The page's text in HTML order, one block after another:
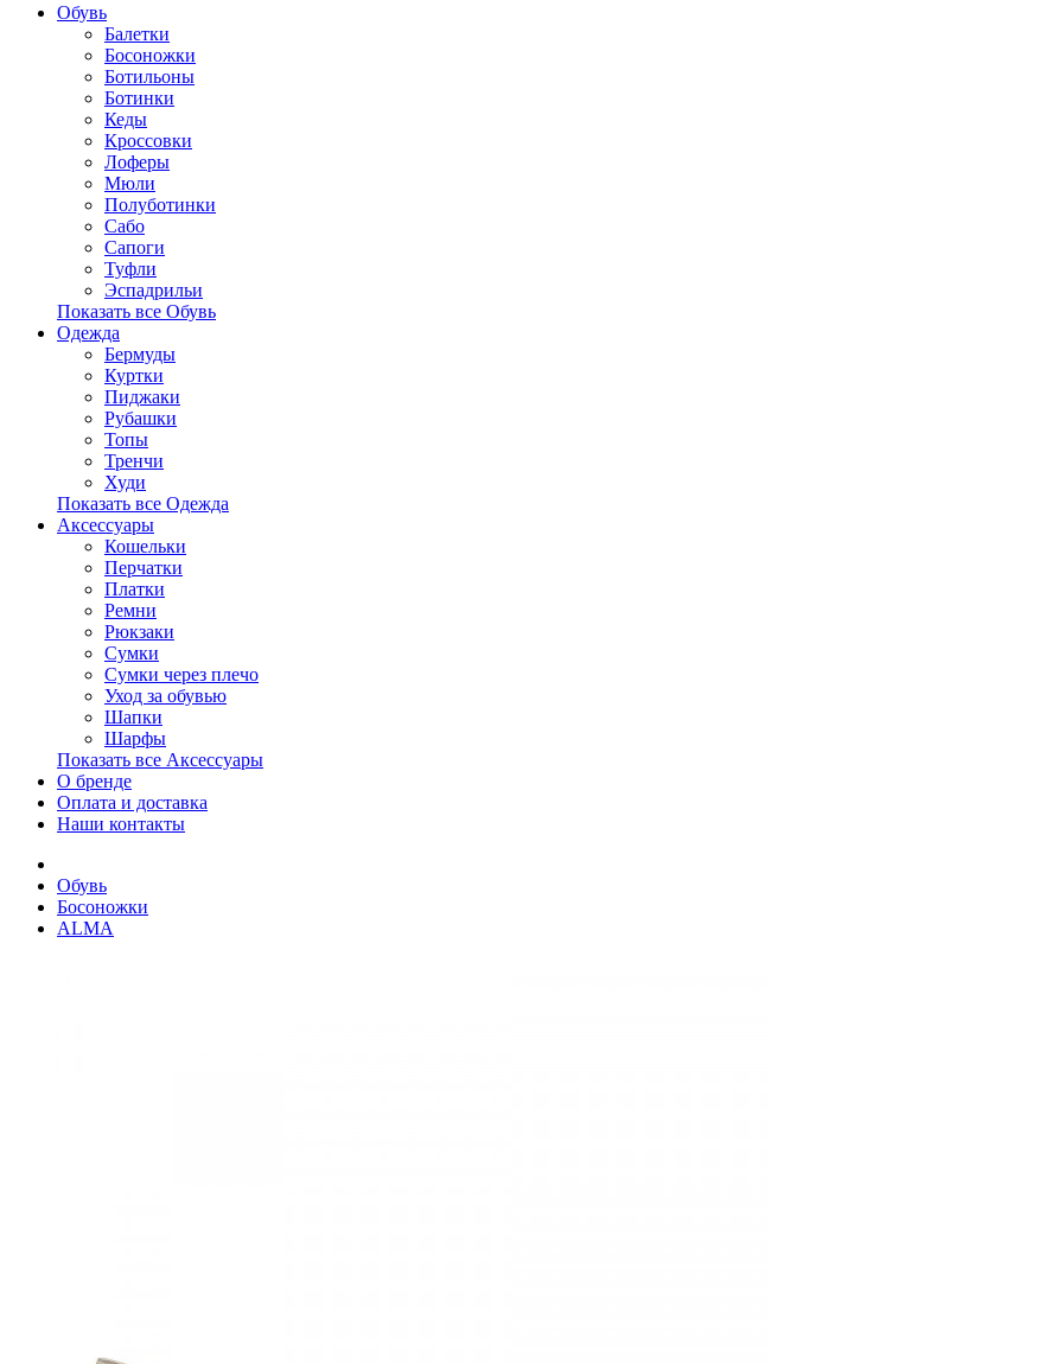
Обувь
Балетки
Босоножки
Ботильоны
Ботинки
Кеды
Кроссовки
Лоферы
Мюли
Полуботинки
Сабо
Сапоги
Туфли
Эспадрильи
Показать все Обувь
Одежда
Бермуды
Куртки
Пиджаки
Рубашки
Топы
Тренчи
Худи
Показать все Одежда
Аксессуары
Кошельки
Перчатки
Платки
Ремни
Рюкзаки
Сумки
Сумки через плечо
Уход за обувью
Шапки
Шарфы
Показать все Аксессуары
О бренде
Оплата и доставка
Наши контакты
Обувь
Босоножки
ALMA